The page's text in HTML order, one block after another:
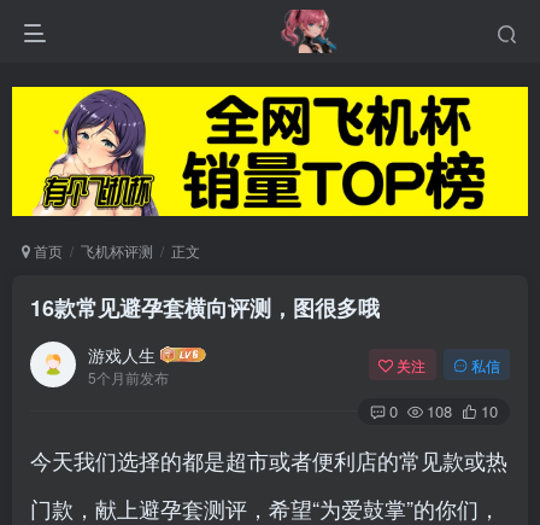
首页 飞机杯评测 正文
16款常见避孕套横向评测，图很多哦
游戏人生
5个月前发布
关注 私信
0 108 10
今天我们选择的都是超市或者便利店的常见款或热
门款，献上避孕套测评，希望“为爱鼓掌”的你们，